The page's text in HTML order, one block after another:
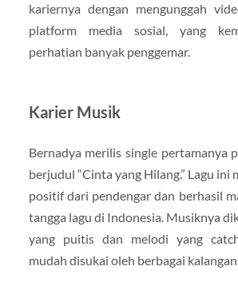
kariernya dengan mengunggah
platform media sosial, yang
perhatian banyak penggemar.
Karier Musik
Bernadya merilis single pertamanya
berjudul “Cinta yang Hilang.” Lagu ini
positif dari pendengar dan berhasil
tangga lagu di Indonesia. Musiknya
yang puitis dan melodi yang
mudah disukai oleh berbagai